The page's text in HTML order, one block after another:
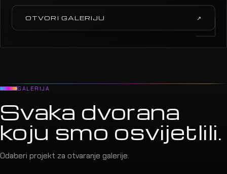
OTVORI GALERIJU ↗
GALERIJA
Svaka dvorana
koju smo osvijetlili.
Odaberi projekt za otvaranje galerije.